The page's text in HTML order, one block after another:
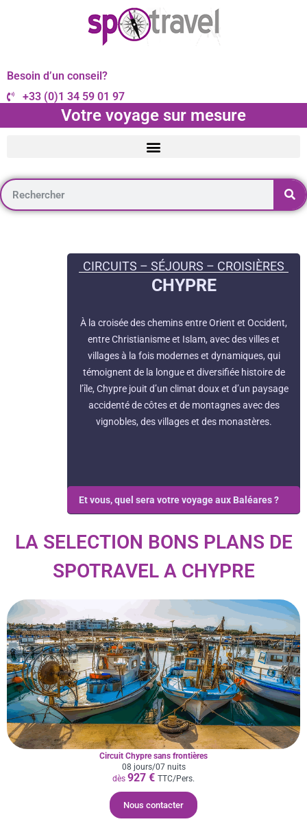
Besoin d’un conseil?
+33 (0)1 34 59 01 97
Votre voyage sur mesure
CIRCUITS – SÉJOURS – CROISIÈRES
CHYPRE
À la croisée des chemins entre Orient et Occident,
entre Christianisme et Islam, avec des villes et
villages à la fois modernes et dynamiques, qui
témoignent de la longue et diversifiée histoire de
l’île, Chypre jouit d’un climat doux et d’un paysage
accidenté de côtes et de montagnes avec des
vignobles, des villages et des monastères.
Et vous, quel sera votre voyage aux Baléares ?
LA SELECTION BONS PLANS DE
SPOTRAVEL A CHYPRE
Circuit Chypre sans frontières
08 jours/07 nuits
dès 927 € TTC/Pers.
Nous contacter